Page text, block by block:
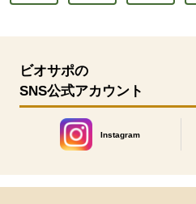
ビオサポの
SNS公式アカウント
Instagram
別のウィンドウで開きます